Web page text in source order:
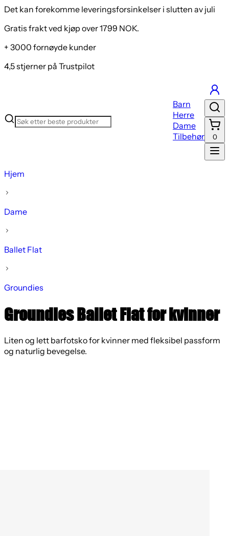
Det kan forekomme leveringsforsinkelser i slutten av juli
Gratis frakt ved kjøp over 1799 NOK.
+ 3000 fornøyde kunder
4,5 stjerner på Trustpilot
Barn
Herre
Dame
Tilbehør
0
Hjem
Dame
Ballet Flat
Groundies
Groundies Ballet Flat for kvinner
Liten og lett barfotsko for kvinner med fleksibel passform
og naturlig bevegelse.